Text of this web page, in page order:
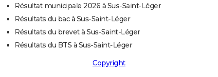
Résultat municipale 2026 à Sus-Saint-Léger
Résultats du bac à Sus-Saint-Léger
Résultats du brevet à Sus-Saint-Léger
Résultats du BTS à Sus-Saint-Léger
Copyright